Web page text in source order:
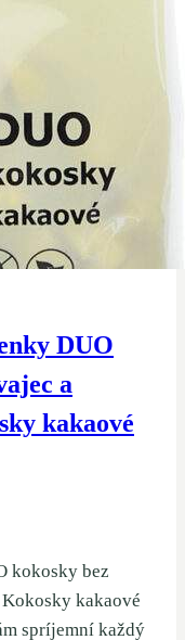
DUO
a
kakaové
kokosky bez
kakaové
spríjemní každý